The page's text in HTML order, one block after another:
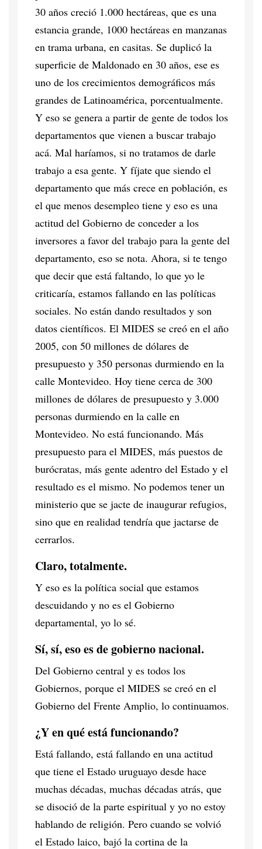
30 años creció 1.000 hectáreas, que es una
estancia grande, 1000 hectáreas en manzanas
en trama urbana, en casitas. Se duplicó la
superficie de Maldonado en 30 años, ese es
uno de los crecimientos demográficos más
grandes de Latinoamérica, porcentualmente.
Y eso se genera a partir de gente de todos los
departamentos que vienen a buscar trabajo
acá. Mal haríamos, si no tratamos de darle
trabajo a esa gente. Y fíjate que siendo el
departamento que más crece en población, es
el que menos desempleo tiene y eso es una
actitud del Gobierno de conceder a los
inversores a favor del trabajo para la gente del
departamento, eso se nota. Ahora, si te tengo
que decir que está faltando, lo que yo le
criticaría, estamos fallando en las políticas
sociales. No están dando resultados y son
datos científicos. El MIDES se creó en el año
2005, con 50 millones de dólares de
presupuesto y 350 personas durmiendo en la
calle Montevideo. Hoy tiene cerca de 300
millones de dólares de presupuesto y 3.000
personas durmiendo en la calle en
Montevideo. No está funcionando. Más
presupuesto para el MIDES, más puestos de
burócratas, más gente adentro del Estado y el
resultado es el mismo. No podemos tener un
ministerio que se jacte de inaugurar refugios,
sino que en realidad tendría que jactarse de
cerrarlos.
Claro, totalmente.
Y eso es la política social que estamos
descuidando y no es el Gobierno
departamental, yo lo sé.
Sí, sí, eso es de gobierno nacional.
Del Gobierno central y es todos los
Gobiernos, porque el MIDES se creó en el
Gobierno del Frente Amplio, lo continuamos.
¿Y en qué está funcionando?
Está fallando, está fallando en una actitud
que tiene el Estado uruguayo desde hace
muchas décadas, muchas décadas atrás, que
se disoció de la parte espiritual y yo no estoy
hablando de religión. Pero cuando se volvió
el Estado laico, bajó la cortina de la